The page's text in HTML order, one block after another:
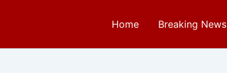
Home Breaking News